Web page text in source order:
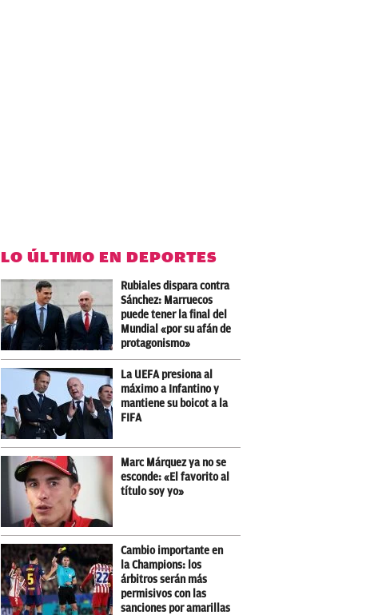
LO ÚLTIMO EN DEPORTES
Rubiales dispara contra
Sánchez: Marruecos
puede tener la final del
Mundial «por su afán de
protagonismo»
La UEFA presiona al
máximo a Infantino y
mantiene su boicot a la
FIFA
Marc Márquez ya no se
esconde: «El favorito al
título soy yo»
Cambio importante en
la Champions: los
árbitros serán más
permisivos con las
sanciones por amarillas